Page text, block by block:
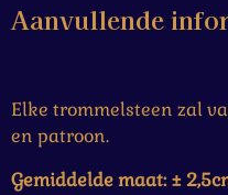
Aanvullende
Elke trommelsteen zal
en patroon.
Gemiddelde maat: ±